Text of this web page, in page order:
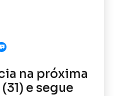
na próxima
e segue